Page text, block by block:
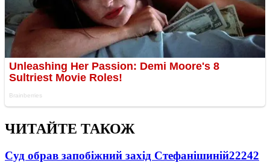
ЧИТАЙТЕ ТАКОЖ
Суд обрав запобіжний захід Стефанішиній22242